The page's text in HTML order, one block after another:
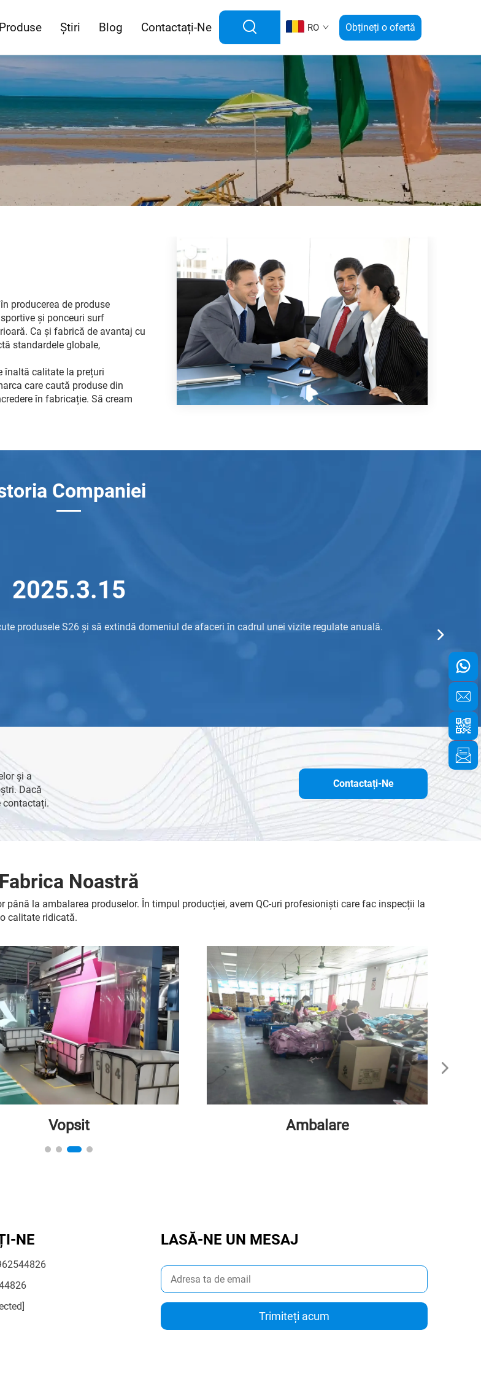
Produse Știri Blog Contactați-Ne RO Obțineți o ofertă
producerea de produse
și ponceuri surf
Ca și fabrică de avantaj cu
standardele globale,
înaltă calitate la prețuri
care caută produse din
în fabricație. Să cream
Companiei
2025.3.15
produsele S26 și să extindă domeniul de afaceri în cadrul unei vizite regulate anuală.
și a
Dacă
contactați.
Contactați-Ne
Fabrica Noastră
până la ambalarea produselor. În timpul producției, avem QC-uri profesioniști care fac inspecții la
calitate ridicată.
Vopsit Ambalare
NE LASĂ-NE UN MESAJ
Trimiteți acum